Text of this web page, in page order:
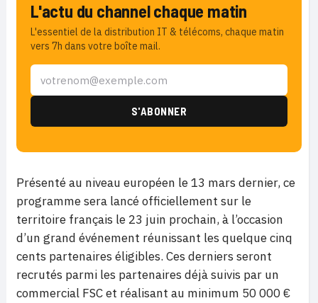
L'actu du channel chaque matin
L'essentiel de la distribution IT & télécoms, chaque matin
vers 7h dans votre boîte mail.
Présenté au niveau européen le 13 mars dernier, ce
programme sera lancé officiellement sur le
territoire français le 23 juin prochain, à l’occasion
d’un grand événement réunissant les quelque cinq
cents partenaires éligibles. Ces derniers seront
recrutés parmi les partenaires déjà suivis par un
commercial FSC et réalisant au minimum 50 000 €